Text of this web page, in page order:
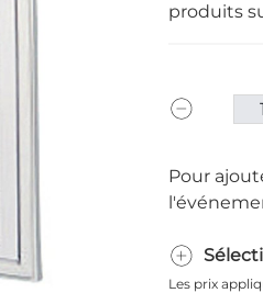
produits
Pour
Les prix